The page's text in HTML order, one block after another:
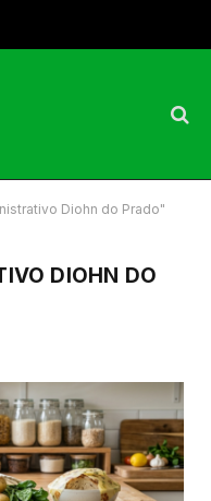
Diohn do Prado"
DIOHN DO